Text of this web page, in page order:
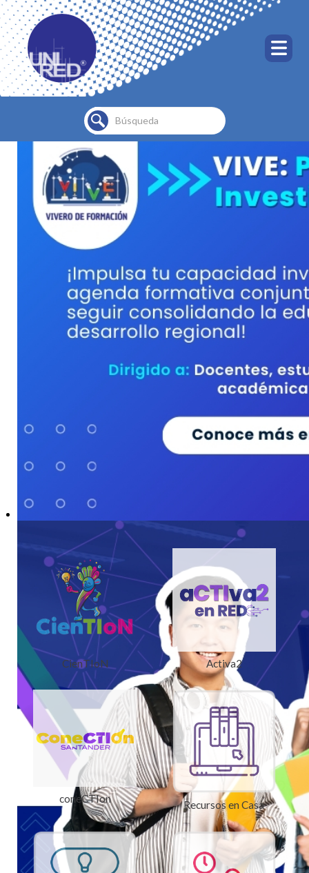
Buscar...
CienTIoN Activa2
coneCTIon Recursos en Casa